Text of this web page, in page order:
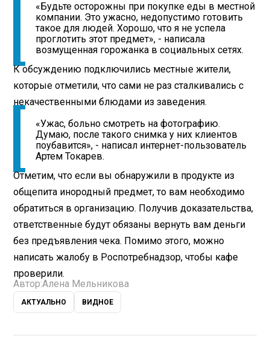
«Будьте осторожны при покупке еды в местной
компании. Это ужасно, недопустимо готовить
такое для людей. Хорошо, что я не успела
проглотить этот предмет», - написала
возмущенная горожанка в социальных сетях.
К обсуждению подключились местные жители,
которые отметили, что сами не раз сталкивались с
некачественными блюдами из заведения.
«Ужас, больно смотреть на фотографию.
Думаю, после такого снимка у них клиентов
поубавится», - написал интернет-пользователь
Артем Токарев.
Отметим, что если вы обнаружили в продукте из
общепита инородный предмет, то вам необходимо
обратиться в организацию. Получив доказательства,
ответственные будут обязаны вернуть вам деньги
без предъявления чека. Помимо этого, можно
написать жалобу в Роспотребнадзор, чтобы кафе
проверили.
Автор:Алена Мельникова
АКТУАЛЬНО ВИДНОЕ